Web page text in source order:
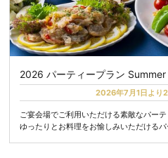
2026 パーティープラン Summer
2026年7月1日より
ご宴会場でご利用いただける素敵なパー
ゆったりとお料理をお愉しみいただける